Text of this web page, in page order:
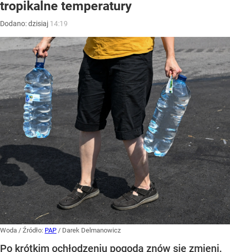
tropikalne temperatury
Dodano:dzisiaj 14:19
Woda / Źródło: PAP / Darek Delmanowicz
Po krótkim ochłodzeniu pogoda znów się zmieni.